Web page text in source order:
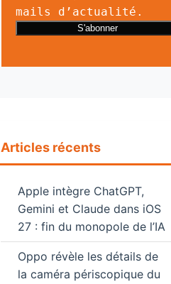
mails d’actualité.
Articles récents
Apple intègre ChatGPT,
Gemini et Claude dans iOS
27 : fin du monopole de l’IA
Oppo révèle les détails de
la caméra périscopique du